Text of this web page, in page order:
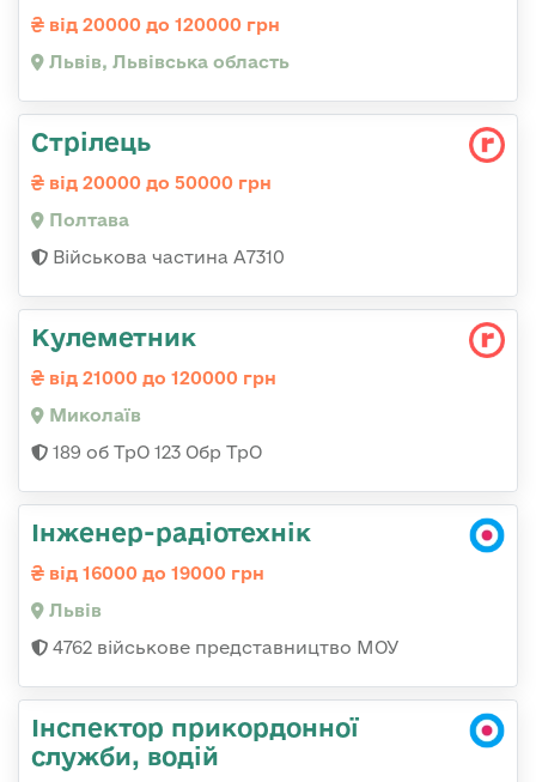
від 20000 до 120000 грн
Львів, Львівська область
Стрілець
від 20000 до 50000 грн
Полтава
Військова частина А7310
Кулеметник
від 21000 до 120000 грн
Миколаїв
189 об ТрО 123 Обр ТрО
Інженер-радіотехнік
від 16000 до 19000 грн
Львів
4762 військове представництво МОУ
Інспектор прикордонної
служби, водій